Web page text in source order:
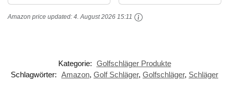
und Golfschläger,
Herren, Schwarz,
Amazon price updated: 4. August 2026 15:11
Kategorie: Golfschläger Produkte
Schlagwörter: Amazon, Golf Schläger, Golfschläger, Schläger